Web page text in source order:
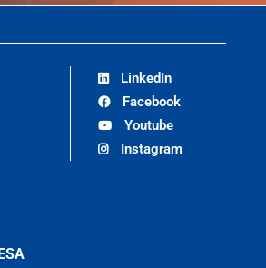
LinkedIn
Facebook
Youtube
Instagram